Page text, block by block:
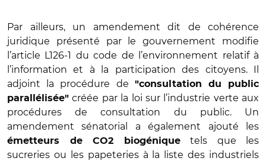
Par ailleurs, un amendement dit de cohérence
juridique présenté par le gouvernement modifie
l’article L126-1 du code de l’environnement relatif à
l’information et à la participation des citoyens. Il
adjoint la procédure de
"consultation du public
parallélisée" créée par la loi sur l’industrie verte aux
procédures de consultation du public. Un
amendement sénatorial a également ajouté les
émetteurs de CO2 biogéniquetels que les
sucreries ou les papeteries à la liste des industriels